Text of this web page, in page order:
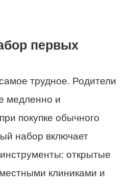
первых
трудное. Родители
медленно и
покупке обычного
набор включает
открытые
клиниками и